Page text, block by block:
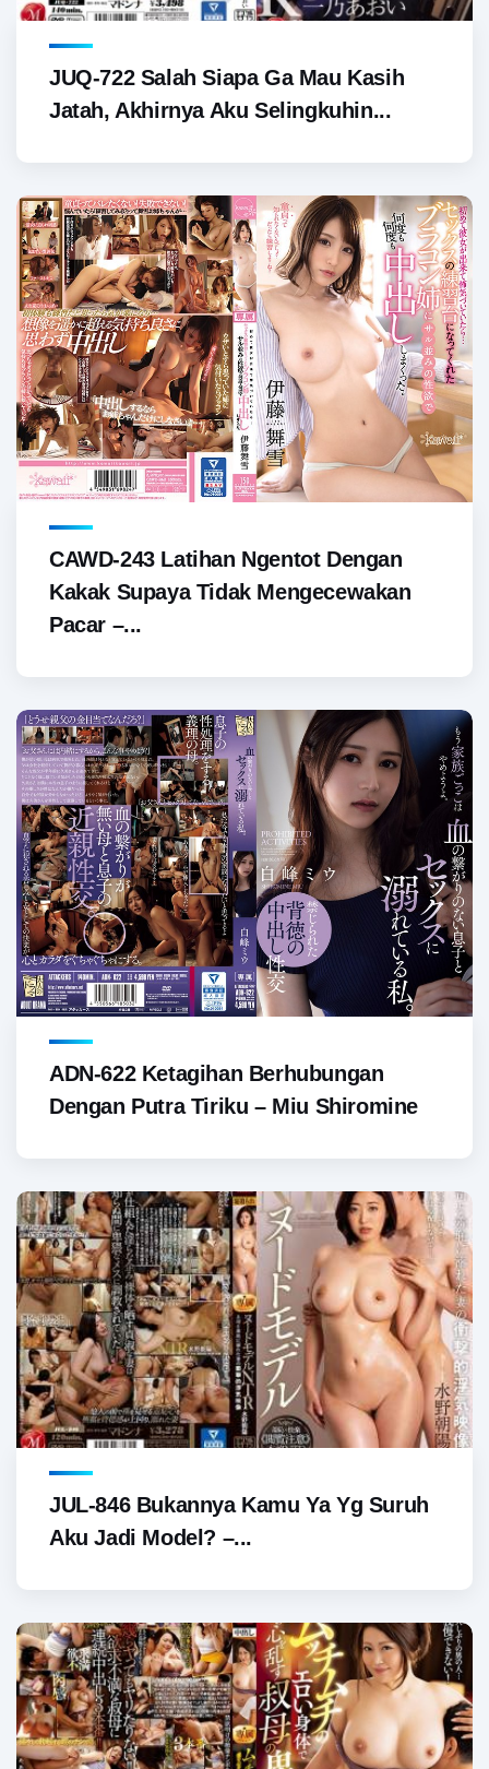
JUQ-722 Salah Siapa Ga Mau Kasih
Jatah, Akhirnya Aku Selingkuhin...
CAWD-243 Latihan Ngentot Dengan
Kakak Supaya Tidak Mengecewakan
Pacar –...
ADN-622 Ketagihan Berhubungan
Dengan Putra Tiriku – Miu Shiromine
JUL-846 Bukannya Kamu Ya Yg Suruh
Aku Jadi Model? –...